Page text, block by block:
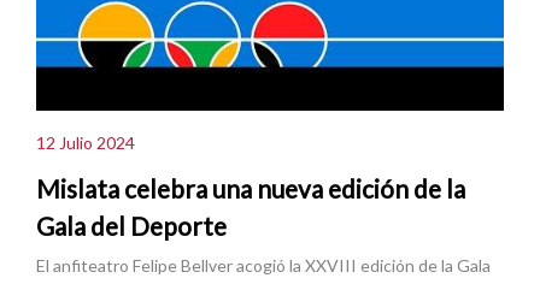
12 Julio 2024
Mislata celebra una nueva edición de la
Gala del Deporte
El anfiteatro Felipe Bellver acogió la XXVIII edición de la Gala